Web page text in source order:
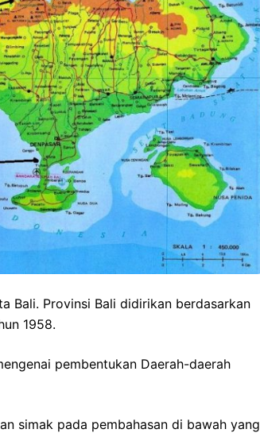
Bali. Provinsi Bali didirikan berdasarkan
1958.
pembentukan Daerah-daerah
simak pada pembahasan di bawah yang